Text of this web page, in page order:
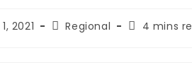
2021
PostRegional
Reading
4 mins